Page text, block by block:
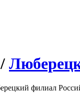
/
филиал